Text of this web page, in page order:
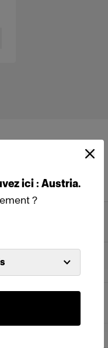
ici : Austria.
?
Plus
(250Ws, 40W)